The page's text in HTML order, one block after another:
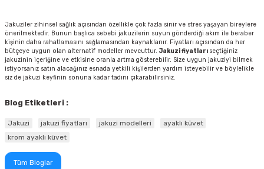
Jakuziler zihinsel sağlık açısından özellikle çok fazla sinir ve stres yaşayan bireylere
önerilmektedir. Bunun başlıca sebebi jakuzilerin suyun gönderdiği akım ile beraber
kişinin daha rahatlamasını sağlamasından kaynaklanır. Fiyatları açısından da her
bütçeye uygun olan alternatif modeller mevcuttur. Jakuzifiyatları seçtiğiniz
jakuzinin içeriğine ve etkisine oranla artma gösterebilir. Size uygun jakuziyi bilmek
istiyorsanız satın alacağınız esnada yetkili kişilerden yardım isteyebilir ve böylelikle
siz de jakuzi keyfinin sonuna kadar tadını çıkarabilirsiniz.
Blog Etiketleri :
Jakuzi jakuzi fiyatları jakuzi modelleri
ayaklı küvet
krom ayaklı küvet
Tüm Bloglar